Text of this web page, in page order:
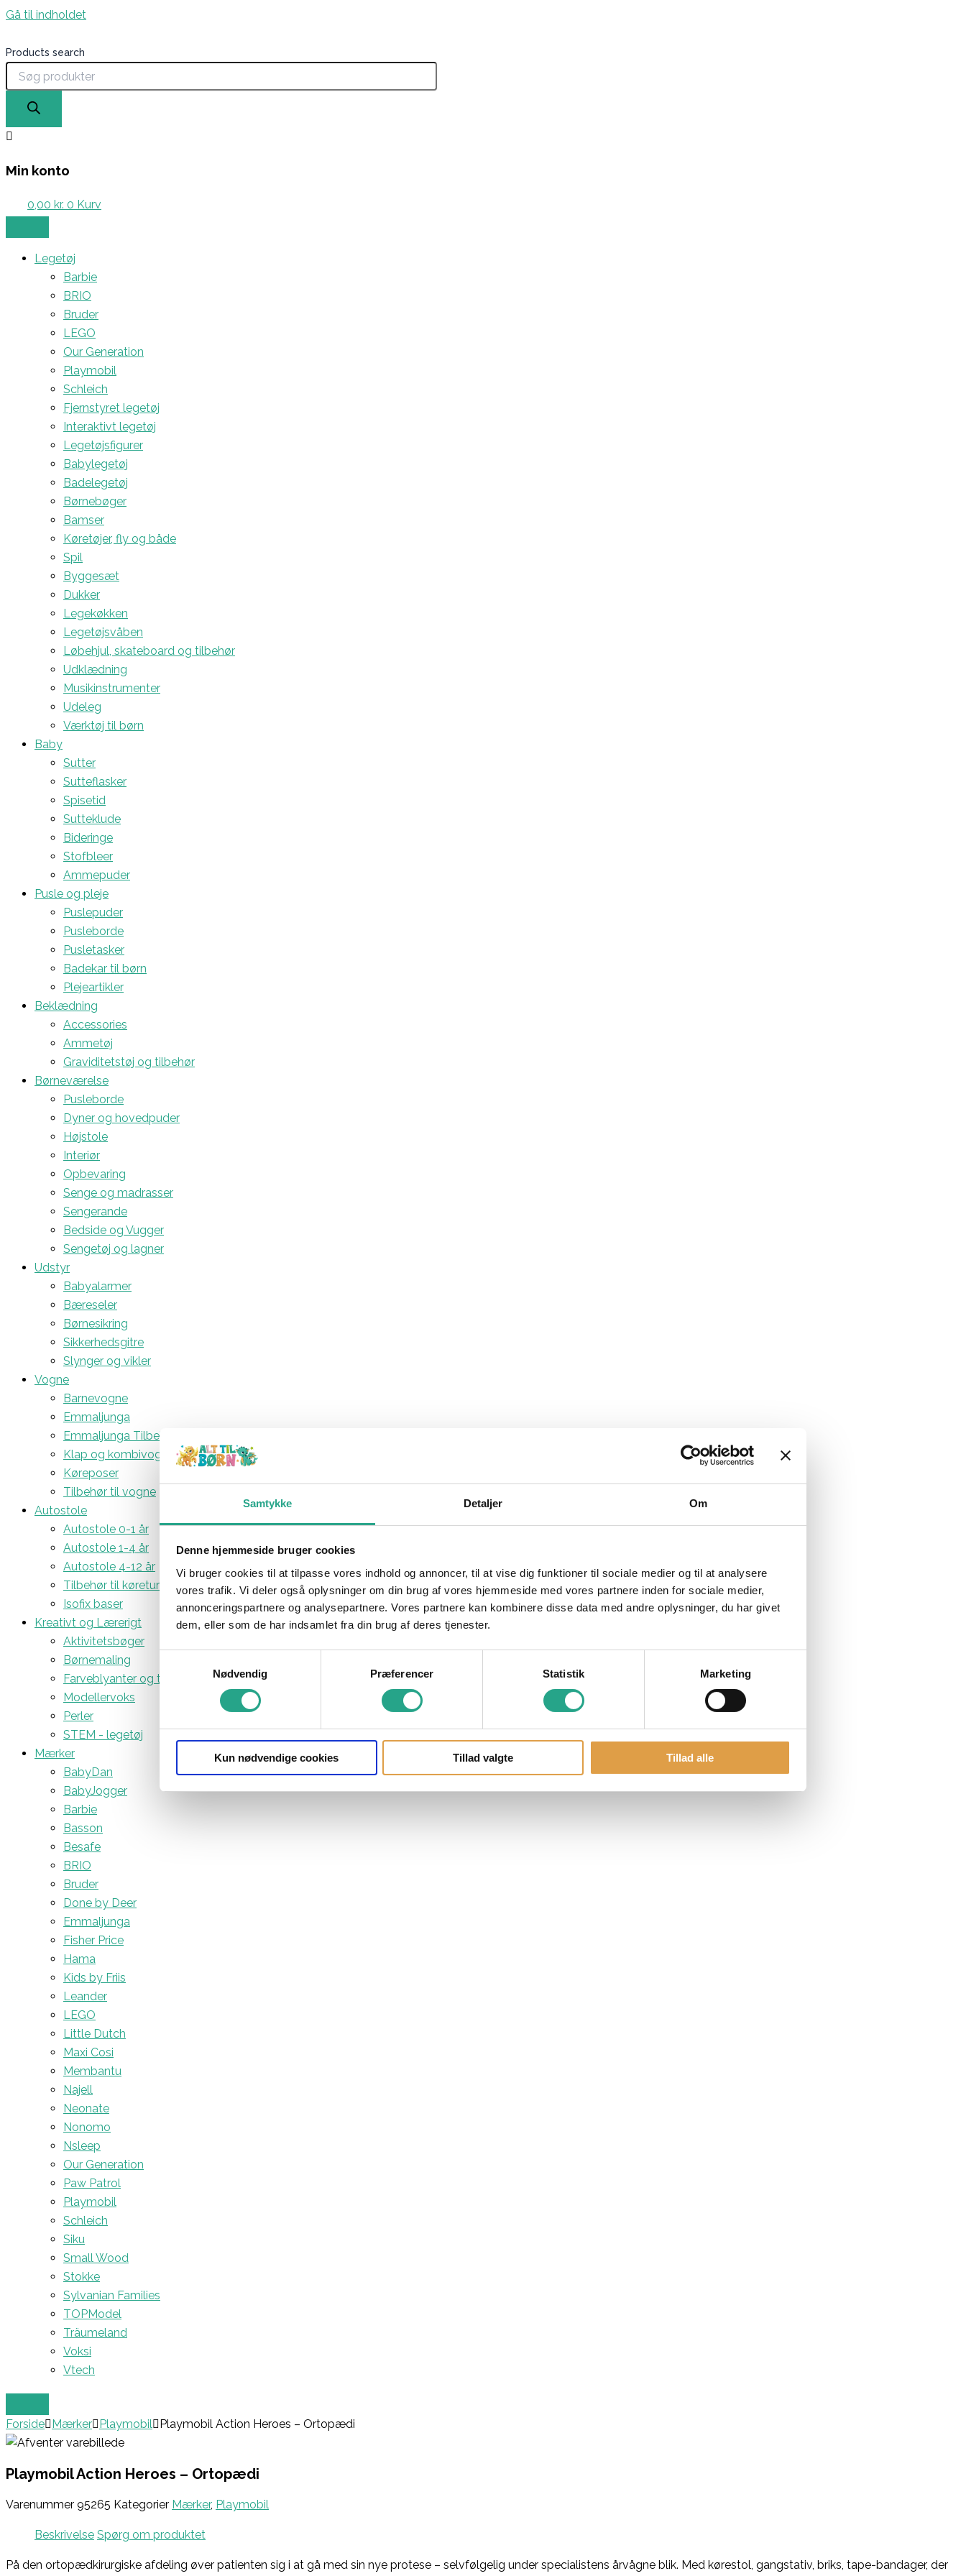
Samtykke Detaljer Om
Denne hjemmeside bruger cookies
Vi bruger cookies til at tilpasse vores indhold og annoncer, til at vise dig funktioner til sociale medier og til at analysere
vores trafik. Vi deler også oplysninger om din brug af vores hjemmeside med vores partnere inden for sociale medier,
annonceringspartnere og analysepartnere. Vores partnere kan kombinere disse data med andre oplysninger, du har givet
dem, eller som de har indsamlet fra din brug af deres tjenester.
Nødvendig
Præferencer Statistik Marketing
Kun nødvendige cookies Tillad valgte Tillad alle
Gå til indholdet
Products search
Min konto
0,00 kr. 0 Kurv
Legetøj
Barbie
BRIO
Bruder
LEGO
Our Generation
Playmobil
Schleich
Fjernstyret legetøj
Interaktivt legetøj
Legetøjsfigurer
Babylegetøj
Badelegetøj
Børnebøger
Bamser
Køretøjer, fly og både
Spil
Byggesæt
Dukker
Legekøkken
Legetøjsvåben
Løbehjul, skateboard og tilbehør
Udklædning
Musikinstrumenter
Udeleg
Værktøj til børn
Baby
Sutter
Sutteflasker
Spisetid
Sutteklude
Bideringe
Stofbleer
Ammepuder
Pusle og pleje
Puslepuder
Pusleborde
Pusletasker
Badekar til børn
Plejeartikler
Beklædning
Accessories
Ammetøj
Graviditetstøj og tilbehør
Børneværelse
Pusleborde
Dyner og hovedpuder
Højstole
Interiør
Opbevaring
Senge og madrasser
Sengerande
Bedside og Vugger
Sengetøj og lagner
Udstyr
Babyalarmer
Bæreseler
Børnesikring
Sikkerhedsgitre
Slynger og vikler
Vogne
Barnevogne
Emmaljunga
Emmaljunga Tilbehør
Klap og kombivogne
Køreposer
Tilbehør til vogne
Autostole
Autostole 0-1 år
Autostole 1-4 år
Autostole 4-12 år
Tilbehør til køreturen
Isofix baser
Kreativt og Lærerigt
Aktivitetsbøger
Børnemaling
Farveblyanter og tuscher
Modellervoks
Perler
STEM - legetøj
Mærker
BabyDan
BabyJogger
Barbie
Basson
Besafe
BRIO
Bruder
Done by Deer
Emmaljunga
Fisher Price
Hama
Kids by Friis
Leander
LEGO
Little Dutch
Maxi Cosi
Membantu
Najell
Neonate
Nonomo
Nsleep
Our Generation
Paw Patrol
Playmobil
Schleich
Siku
Small Wood
Stokke
Sylvanian Families
TOPModel
Träumeland
Voksi
Vtech
Forside Mærker Playmobil Playmobil Action Heroes – Ortopædi
Playmobil Action Heroes – Ortopædi
Varenummer 95265 Kategorier Mærker, Playmobil
Beskrivelse Spørg om produktet
På den ortopædkirurgiske afdeling øver patienten sig i at gå med sin nye protese – selvfølgelig under specialistens årvågne blik. Med kørestol, gangstativ, briks, tape-bandager, der